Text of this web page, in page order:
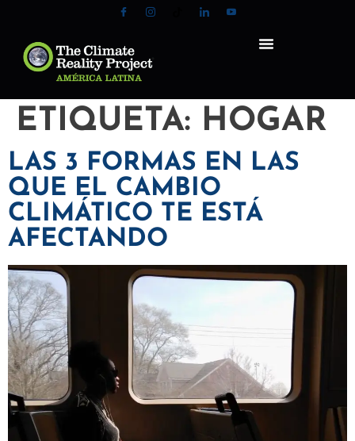
ETIQUETA: HOGAR
LAS 3 FORMAS EN LAS
QUE EL CAMBIO
CLIMÁTICO TE ESTÁ
AFECTANDO